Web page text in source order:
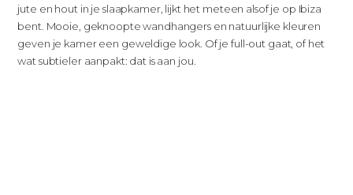
jute en hout in je slaapkamer, lijkt het meteen alsof je op Ibiza
bent. Mooie, geknoopte wandhangers en natuurlijke kleuren
geven je kamer een geweldige look. Of je full-out gaat, of het
wat subtieler aanpakt: dat is aan jou.